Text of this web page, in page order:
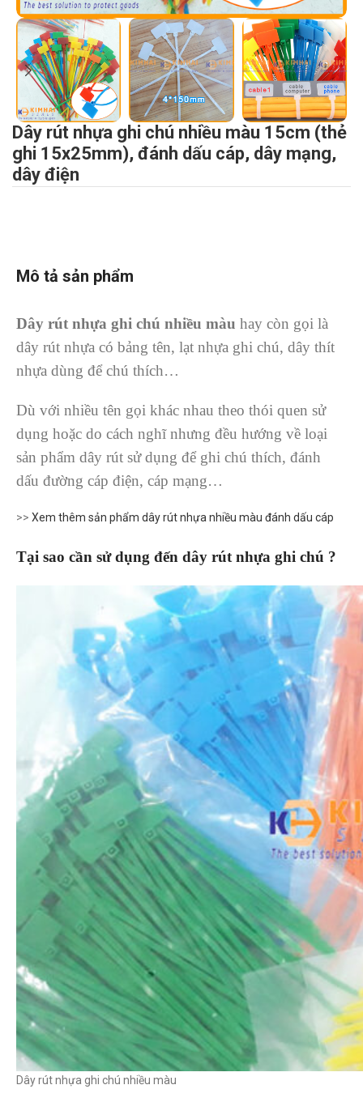
Dây rút nhựa ghi chú nhiều màu 15cm (thẻ
ghi 15x25mm), đánh dấu cáp, dây mạng,
dây điện
Mô tả sản phẩm
Dây rút nhựa ghi chú nhiều màu hay còn gọi là
dây rút nhựa có bảng tên, lạt nhựa ghi chú, dây thít
nhựa dùng để chú thích…
Dù với nhiều tên gọi khác nhau theo thói quen sử
dụng hoặc do cách nghĩ nhưng đều hướng về loại
sản phẩm dây rút sử dụng để ghi chú thích, đánh
dấu đường cáp điện, cáp mạng…
>> Xem thêm sản phẩm dây rút nhựa nhiều màu đánh dấu cáp
Tại sao cần sử dụng đến dây rút nhựa ghi chú ?
Dây rút nhựa ghi chú nhiều màu